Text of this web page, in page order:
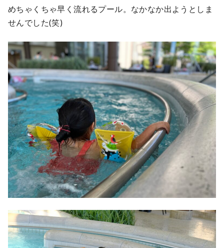
めちゃくちゃ早く流れるプール。なかなか出ようとしま
せんでした(笑)